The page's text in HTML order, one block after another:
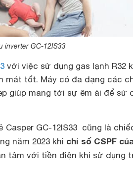
inverter GC-12IS33
với việc sử dụng gas lạnh R32
mát tốt. Máy có đa dạng các
giúp mang tới sự êm ái để sử
Casper GC-12IS33 cũng là
năm 2023 khi chỉ số CSPF
tâm với tiền điện khi sử dụng